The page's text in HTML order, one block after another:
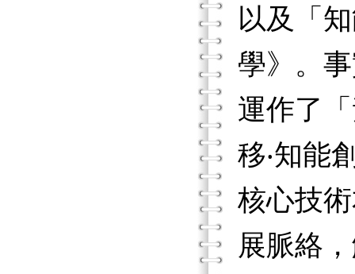
以及「
學》。
運作了
移‧知能
核心技
展脈絡